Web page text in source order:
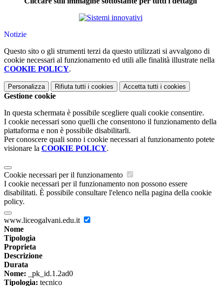
Notizie
Questo sito o gli strumenti terzi da questo utilizzati si avvalgono di
cookie necessari al funzionamento ed utili alle finalità illustrate nella
COOKIE POLICY.
Personalizza Rifiuta tutti i cookies Accetta tutti i cookies
Gestione cookie
In questa schermata è possibile scegliere quali cookie consentire.
I cookie necessari sono quelli che consentono il funzionamento della
piattaforma e non è possibile disabilitarli.
Per conoscere quali sono i cookie necessari al funzionamento potete
visionare la COOKIE POLICY.
Cookie necessari per il funzionamento
I cookie necessari per il funzionamento non possono essere
disabilitati. È possibile consultare l'elenco nella pagina della cookie
policy.
www.liceogalvani.edu.it
Nome
Tipologia
Proprieta
Descrizione
Durata
Nome: _pk_id.1.2ad0
Tipologia: tecnico